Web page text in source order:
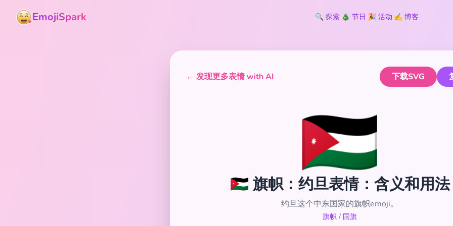
EmojiSpark 🔍 探索 🎄 节日 🎉 活动 ✍️ 博客
← 发现更多表情 with AI 下载SVG
🇯🇴
🇯🇴 旗帜：约旦表情：含义和用法
约旦这个中东国家的旗帜emoji。
旗帜 / 国旗